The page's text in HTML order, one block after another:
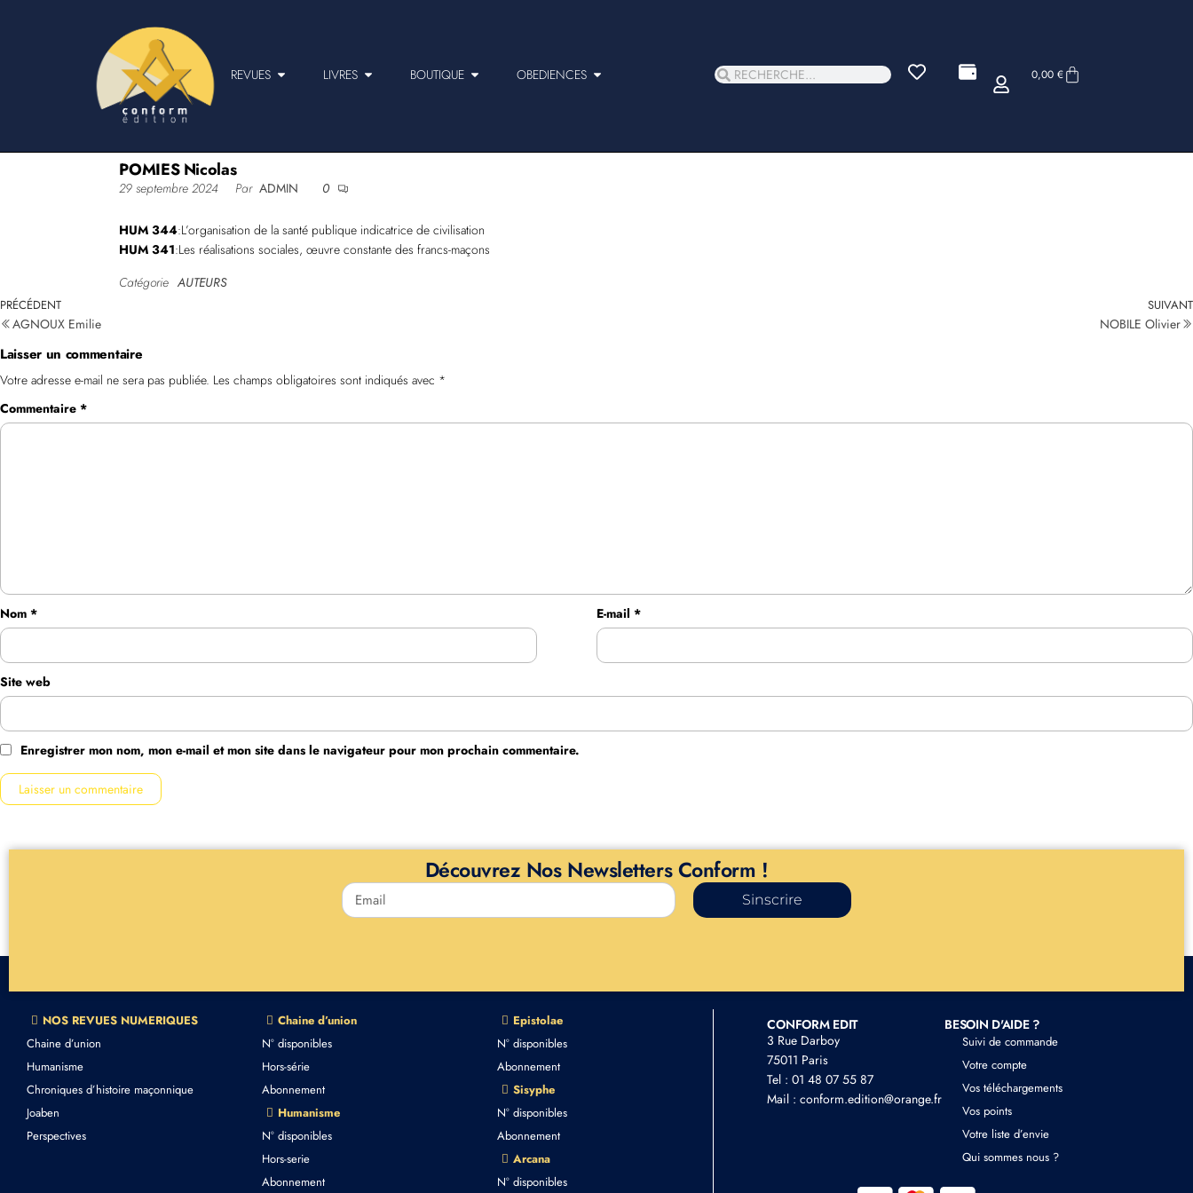
REVUES LIVRES BOUTIQUE OBEDIENCES 0,00 €
POMIES Nicolas
29 septembre 2024 Par ADMIN 0
HUM 344:L’organisation de la santé publique indicatrice de civilisation
HUM 341:Les réalisations sociales, œuvre constante des francs-maçons
Catégorie AUTEURS
PRÉCÉDENT
AGNOUX Emilie
SUIVANT
NOBILE Olivier
Laisser un commentaire
Votre adresse e-mail ne sera pas publiée. Les champs obligatoires sont indiqués avec *
Commentaire *
Nom * E-mail *
Site web
Enregistrer mon nom, mon e-mail et mon site dans le navigateur pour mon prochain commentaire.
Découvrez Nos Newsletters Conform !
Sinscrire
NOS REVUES NUMERIQUES
Chaine d’union
Humanisme
Chroniques d’histoire maçonnique
Joaben
Perspectives
Chaine d’union
N° disponibles
Hors-série
Abonnement
Humanisme
N° disponibles
Hors-serie
Abonnement
Epistolae
N° disponibles
Abonnement
Sisyphe
N° disponibles
Abonnement
Arcana
N° disponibles
CONFORM EDIT
3 Rue Darboy
75011 Paris
Tel : 01 48 07 55 87
Mail : conform.edition@orange.fr
BESOIN D'AIDE ?
Suivi de commande
Votre compte
Vos téléchargements
Vos points
Votre liste d’envie
Qui sommes nous ?